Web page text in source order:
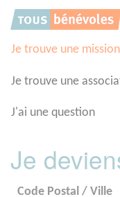
Je trouve une mission
Je trouve une
J'ai une question
Je
Code Postal / Ville
Panneau de gestion des